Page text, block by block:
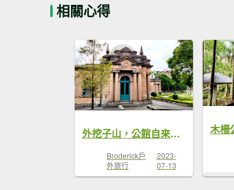
相關心得
外挖子山，公館自來水園區，小觀音山登山步道，寶藏巖藝術村，水源町公園
Broderick戶
外旅行
2023-
07-13